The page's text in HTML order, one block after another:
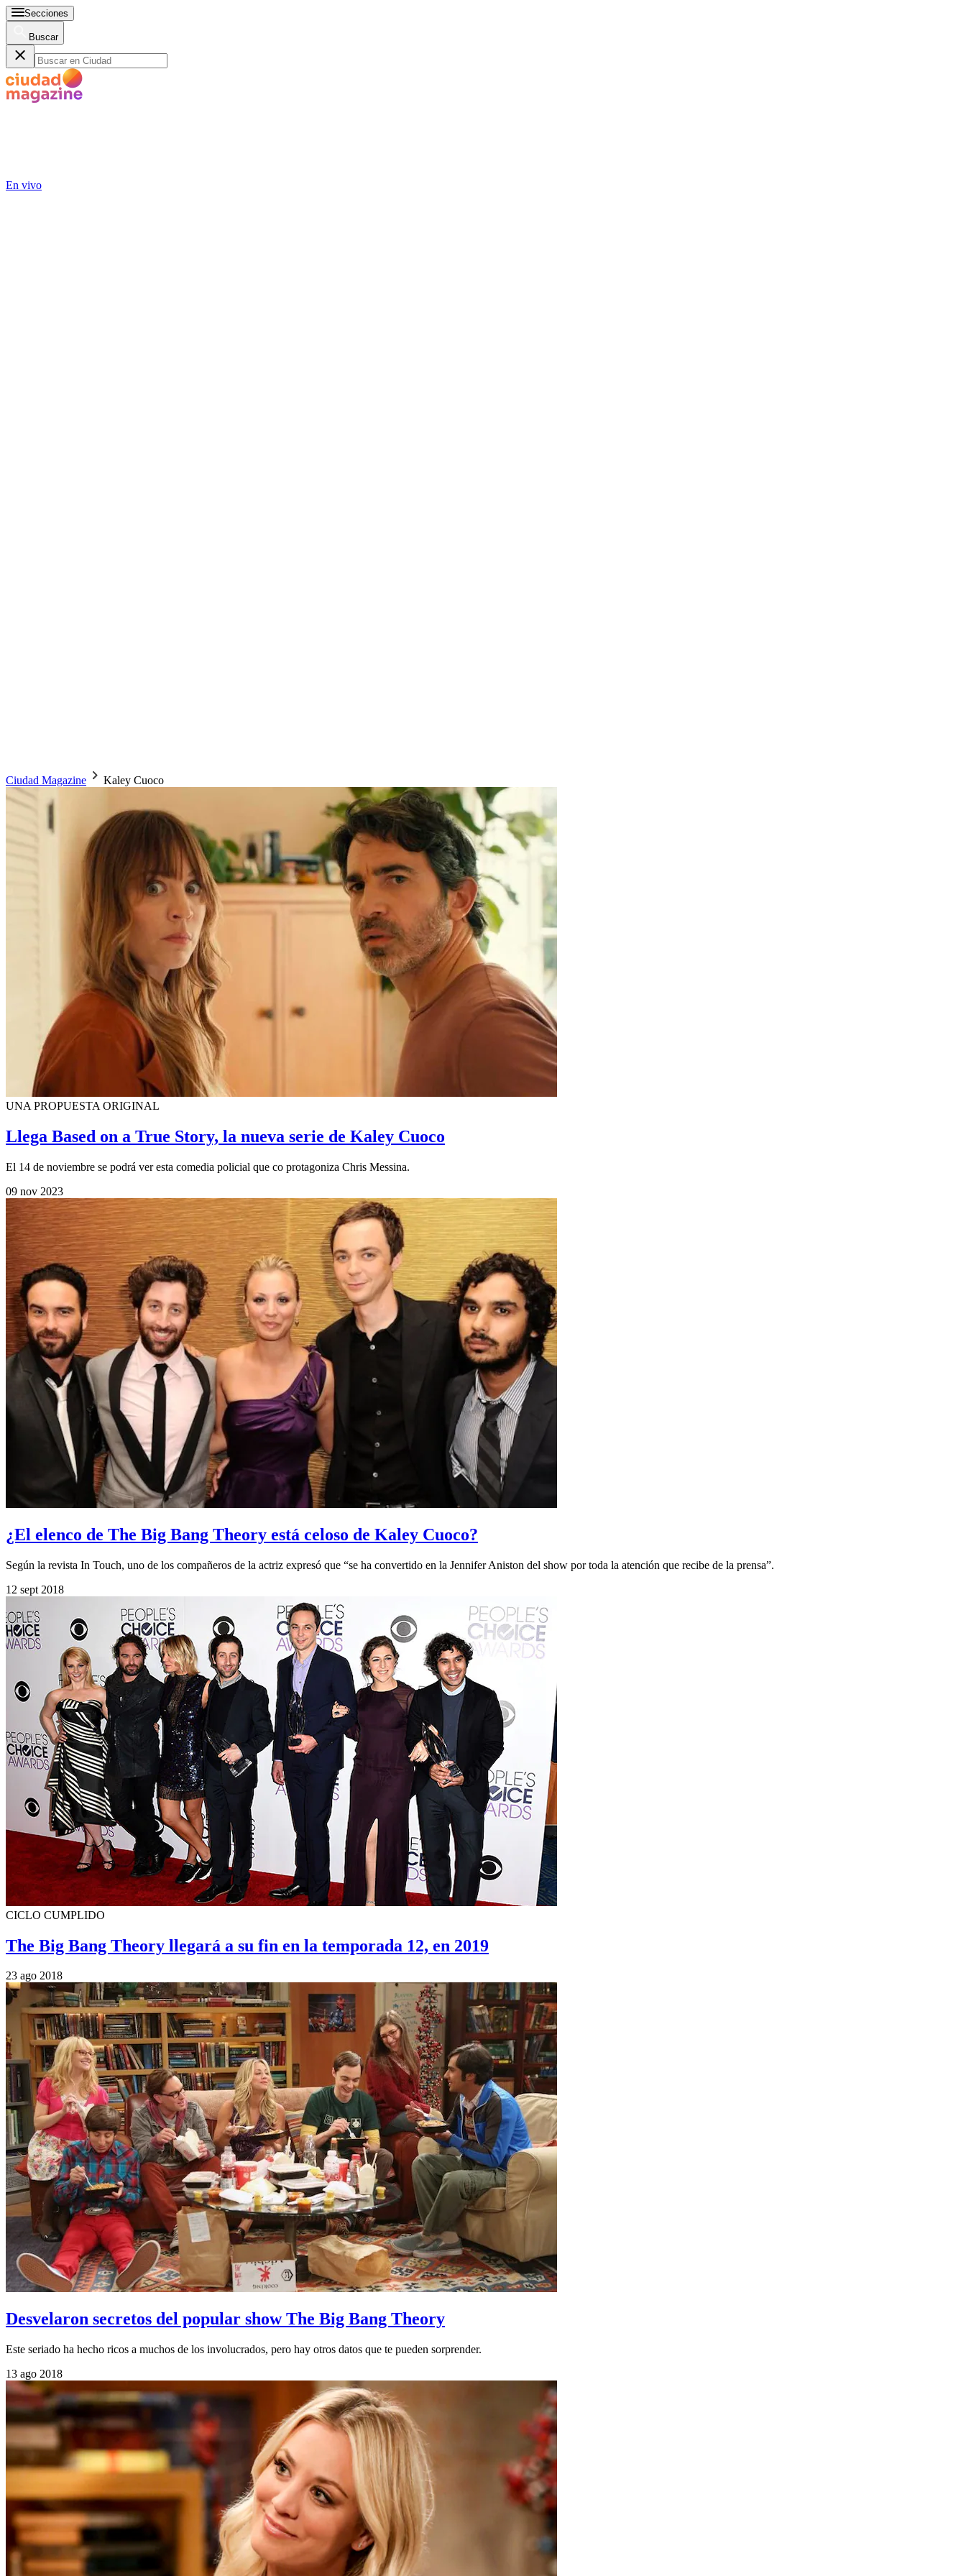
Secciones
Buscar
En vivo
Ciudad Magazine Kaley Cuoco
UNA PROPUESTA ORIGINAL
Llega Based on a True Story, la nueva serie de Kaley Cuoco
El 14 de noviembre se podrá ver esta comedia policial que co protagoniza Chris Messina.
09 nov 2023
¿El elenco de The Big Bang Theory está celoso de Kaley Cuoco?
Según la revista In Touch, uno de los compañeros de la actriz expresó que “se ha convertido en la Jennifer Aniston del show por toda la atención que recibe de la prensa”.
12 sept 2018
CICLO CUMPLIDO
The Big Bang Theory llegará a su fin en la temporada 12, en 2019
23 ago 2018
Desvelaron secretos del popular show The Big Bang Theory
Este seriado ha hecho ricos a muchos de los involucrados, pero hay otros datos que te pueden sorprender.
13 ago 2018